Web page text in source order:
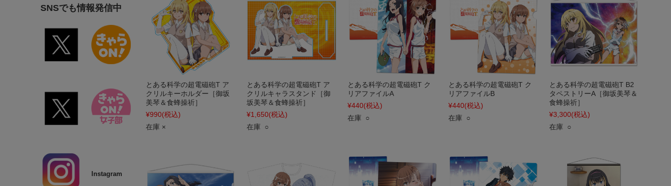
とある科学の超電磁砲T ア
クリルキーホルダー［御坂
美琴＆食蜂操祈］
¥990(税込)
在庫 ×
とある科学の超電磁砲T ア
クリルキャラスタンド［御
坂美琴＆食蜂操祈］
¥1,650(税込)
在庫 ○
とある科学の超電磁砲T ク
リアファイルA
¥440(税込)
在庫 ○
とある科学の超電磁砲T ク
リアファイルB
¥440(税込)
在庫 ○
とある科学の超電磁砲T B2
タペストリーA［御坂美琴＆
食蜂操祈］
¥3,300(税込)
在庫 ○
SNSでも情報発信中
Instagram